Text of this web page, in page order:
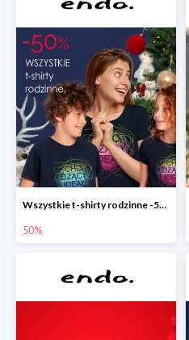
Wszystkie t-shirty rodzinne -50%
50%